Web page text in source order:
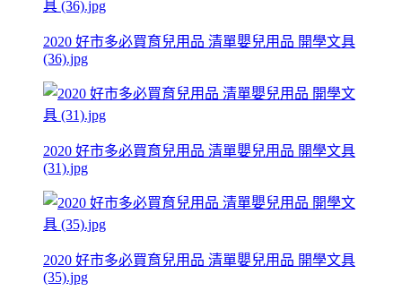
2020 好市多必買育兒用品 清單嬰兒用品 開學文具
(36).jpg
2020 好市多必買育兒用品 清單嬰兒用品 開學文具
(31).jpg
2020 好市多必買育兒用品 清單嬰兒用品 開學文具
(35).jpg